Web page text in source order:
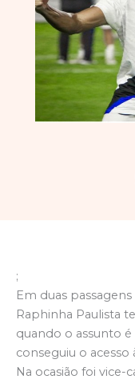
;
Em duas
Raphinha Paulista
quando o assunto é
conseguiu o acesso
Na ocasião foi vice-